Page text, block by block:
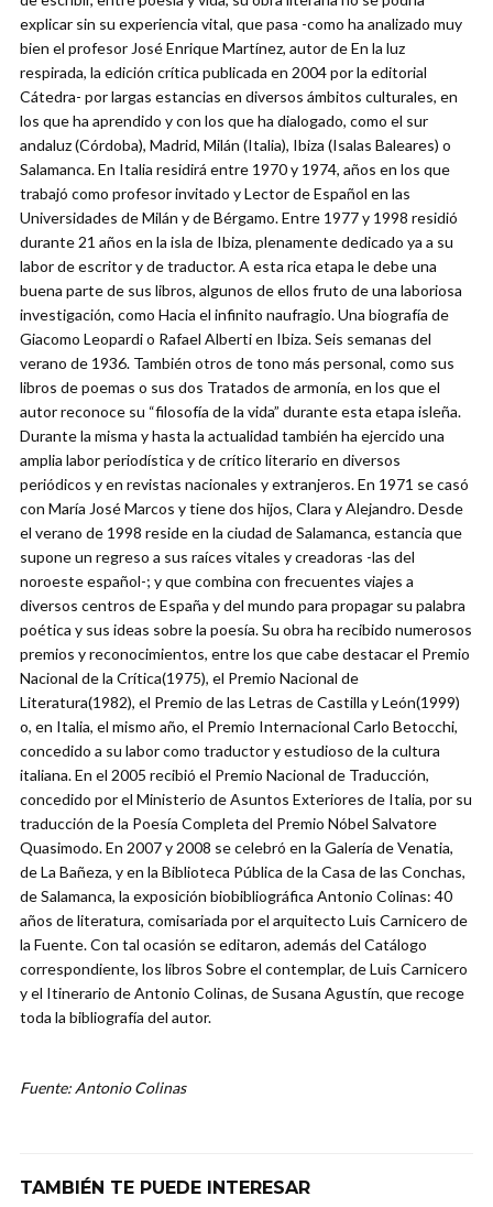
explicar sin su experiencia vital, que pasa -como ha analizado muy
bien el profesor José Enrique Martínez, autor de En la luz
respirada, la edición crítica publicada en 2004 por la editorial
Cátedra- por largas estancias en diversos ámbitos culturales, en
los que ha aprendido y con los que ha dialogado, como el sur
andaluz (Córdoba), Madrid, Milán (Italia), Ibiza (Isalas Baleares) o
Salamanca. En Italia residirá entre 1970 y 1974, años en los que
trabajó como profesor invitado y Lector de Español en las
Universidades de Milán y de Bérgamo. Entre 1977 y 1998 residió
durante 21 años en la isla de Ibiza, plenamente dedicado ya a su
labor de escritor y de traductor. A esta rica etapa le debe una
buena parte de sus libros, algunos de ellos fruto de una laboriosa
investigación, como Hacia el infinito naufragio. Una biografía de
Giacomo Leopardi o Rafael Alberti en Ibiza. Seis semanas del
verano de 1936. También otros de tono más personal, como sus
libros de poemas o sus dos Tratados de armonía, en los que el
autor reconoce su “filosofía de la vida” durante esta etapa isleña.
Durante la misma y hasta la actualidad también ha ejercido una
amplia labor periodística y de crítico literario en diversos
periódicos y en revistas nacionales y extranjeros. En 1971 se casó
con María José Marcos y tiene dos hijos, Clara y Alejandro. Desde
el verano de 1998 reside en la ciudad de Salamanca, estancia que
supone un regreso a sus raíces vitales y creadoras -las del
noroeste español-; y que combina con frecuentes viajes a
diversos centros de España y del mundo para propagar su palabra
poética y sus ideas sobre la poesía. Su obra ha recibido numerosos
premios y reconocimientos, entre los que cabe destacar el Premio
Nacional de la Crítica(1975), el Premio Nacional de
Literatura(1982), el Premio de las Letras de Castilla y León(1999)
o, en Italia, el mismo año, el Premio Internacional Carlo Betocchi,
concedido a su labor como traductor y estudioso de la cultura
italiana. En el 2005 recibió el Premio Nacional de Traducción,
concedido por el Ministerio de Asuntos Exteriores de Italia, por su
traducción de la Poesía Completa del Premio Nóbel Salvatore
Quasimodo. En 2007 y 2008 se celebró en la Galería de Venatia,
de La Bañeza, y en la Biblioteca Pública de la Casa de las Conchas,
de Salamanca, la exposición biobibliográfica Antonio Colinas: 40
años de literatura, comisariada por el arquitecto Luis Carnicero de
la Fuente. Con tal ocasión se editaron, además del Catálogo
correspondiente, los libros Sobre el contemplar, de Luis Carnicero
y el Itinerario de Antonio Colinas, de Susana Agustín, que recoge
toda la bibliografía del autor.
Fuente: Antonio Colinas
TAMBIÉN TE PUEDE INTERESAR